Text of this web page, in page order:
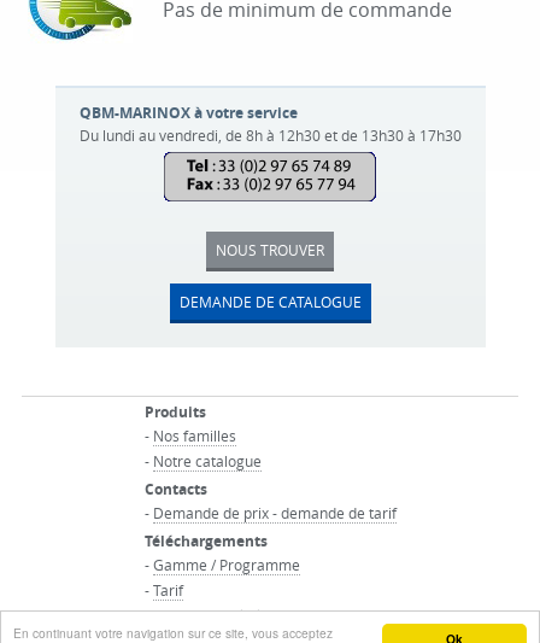
Ok
En continuant votre navigation sur ce site, vous acceptez
Pas de minimum de commande
QBM-MARINOX à votre service
Du lundi au vendredi, de 8h à 12h30 et de 13h30 à 17h30
NOUS TROUVER
DEMANDE DE CATALOGUE
Produits
- Nos familles
- Notre catalogue
Contacts
- Demande de prix - demande de tarif
Téléchargements
-Gamme / Programme
-Tarif
-Conditions générales de vente